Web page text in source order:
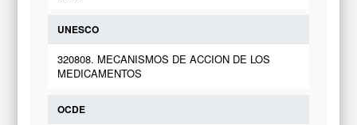
UNESCO
320808. MECANISMOS DE ACCION DE LOS
MEDICAMENTOS
OCDE